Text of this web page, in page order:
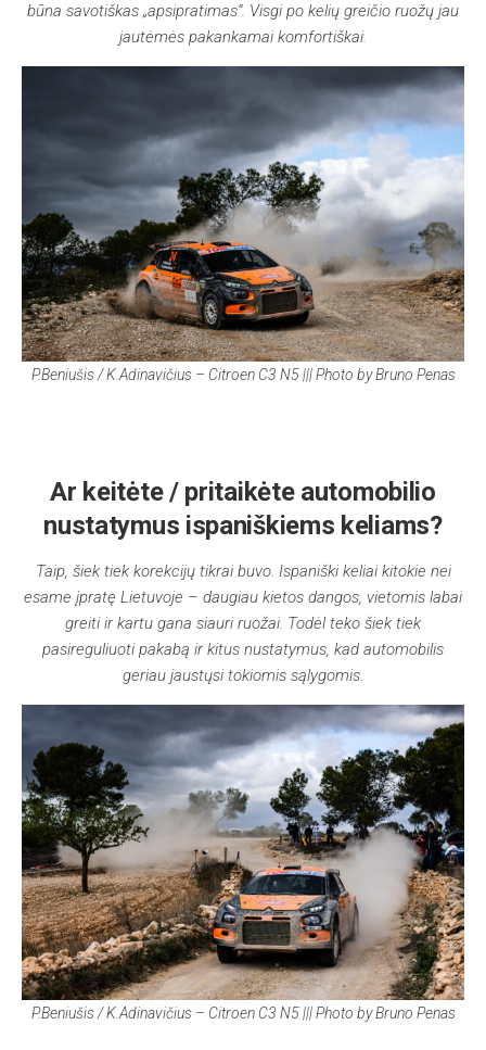
būna savotiškas „apsipratimas“. Visgi po kelių greičio ruožų jau
jautėmės pakankamai komfortiškai.
P.Beniušis / K.Adinavičius – Citroen C3 N5 ||| Photo by Bruno Penas
Ar keitėte / pritaikėte automobilio
nustatymus ispaniškiems keliams?
Taip, šiek tiek korekcijų tikrai buvo. Ispaniški keliai kitokie nei
esame įpratę Lietuvoje – daugiau kietos dangos, vietomis labai
greiti ir kartu gana siauri ruožai. Todėl teko šiek tiek
pasireguliuoti pakabą ir kitus nustatymus, kad automobilis
geriau jaustųsi tokiomis sąlygomis.
P.Beniušis / K.Adinavičius – Citroen C3 N5 ||| Photo by Bruno Penas